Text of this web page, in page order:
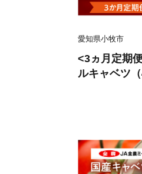
愛知県小牧市
<3ヵ月定期
ルキャベツ（